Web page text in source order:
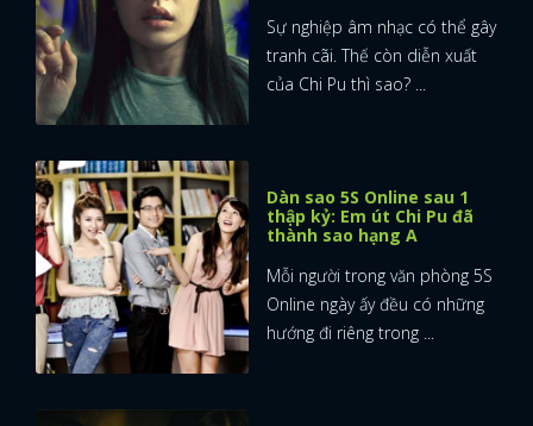
Sự nghiệp âm nhạc có thể gây
tranh cãi. Thế còn diễn xuất
của Chi Pu thì sao? ...
Dàn sao 5S Online sau 1
thập kỷ: Em út Chi Pu đã
thành sao hạng A
Mỗi người trong văn phòng 5S
Online ngày ấy đều có những
hướng đi riêng trong ...